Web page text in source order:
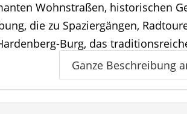
Wohnstraßen, historischen
die zu Spaziergängen,
Burg, das
Hardenberg-Golfclub verleihen
Charakter.
Ganze Beschreibung